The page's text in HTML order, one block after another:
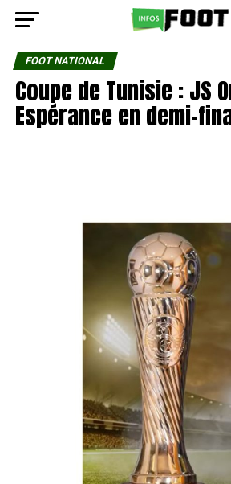
FOOT NATIONAL
Coupe de Tunisie : JS
Espérance en demi-